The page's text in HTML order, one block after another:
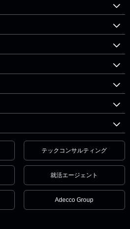
テックコンサルティング
就活エージェント
Adecco Group